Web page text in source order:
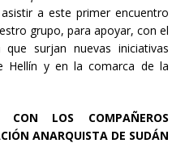
a este primer encuentro
grupo, para apoyar, con el
surjan nuevas iniciativas
Hellín y en la comarca de la
CON LOS COMPAÑEROS
ANARQUISTA DE SUDÁN